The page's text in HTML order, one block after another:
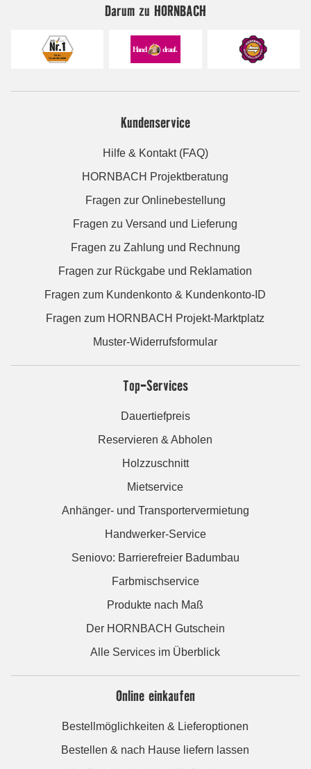
Darum zu HORNBACH
Kundenservice
Hilfe & Kontakt (FAQ)
HORNBACH Projektberatung
Fragen zur Onlinebestellung
Fragen zu Versand und Lieferung
Fragen zu Zahlung und Rechnung
Fragen zur Rückgabe und Reklamation
Fragen zum Kundenkonto & Kundenkonto-ID
Fragen zum HORNBACH Projekt-Marktplatz
Muster-Widerrufsformular
Top-Services
Dauertiefpreis
Reservieren & Abholen
Holzzuschnitt
Mietservice
Anhänger- und Transportervermietung
Handwerker-Service
Seniovo: Barrierefreier Badumbau
Farbmischservice
Produkte nach Maß
Der HORNBACH Gutschein
Alle Services im Überblick
Online einkaufen
Bestellmöglichkeiten & Lieferoptionen
Bestellen & nach Hause liefern lassen